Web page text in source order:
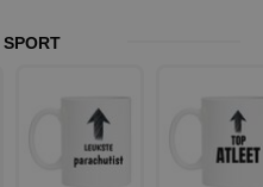
SPORT